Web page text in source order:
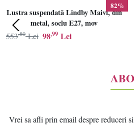
82%
Lustra suspendată Lindby Maivi, din
metal, soclu E27, mov
98,99 Lei
553,80 Lei
Vrei sa afli prin email despre reduceri